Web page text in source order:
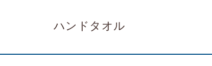
ハンドタオル